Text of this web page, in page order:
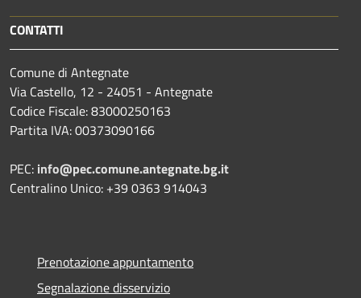
CONTATTI
Comune di Antegnate
Via Castello, 12 - 24051 - Antegnate
Codice Fiscale: 83000250163
Partita IVA: 00373090166
PEC: info@pec.comune.antegnate.bg.it
Centralino Unico: +39 0363 914043
Prenotazione appuntamento
Segnalazione disservizio